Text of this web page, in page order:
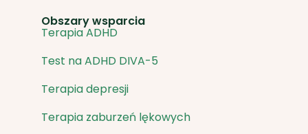
Obszary wsparcia
Terapia ADHD
Test na ADHD DIVA-5
Terapia depresji
Terapia zaburzeń lękowych